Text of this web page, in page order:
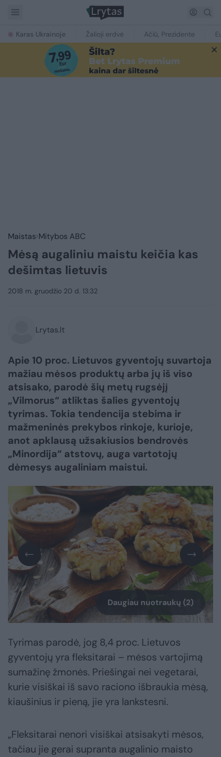
Karas Ukrainoje Žalioji erdvė Ačiū, Prezidente
Maistas Mitybos ABC
Mėsą augaliniu maistu keičia kas
dešimtas lietuvis
2018 m. gruodžio 20 d. 13:32
Lrytas.lt
Apie 10 proc. Lietuvos gyventojų suvartoja
mažiau mėsos produktų arba jų iš viso
atsisako, parodė šių metų rugsėjį
„Vilmorus“ atliktas šalies gyventojų
tyrimas. Tokia tendencija stebima ir
mažmeninės prekybos rinkoje, kurioje,
anot apklausą užsakiusios bendrovės
„Minordija“ atstovų, auga vartotojų
dėmesys augaliniam maistui.
Daugiau nuotraukų (2)
Tyrimas parodė, jog 8,4 proc. Lietuvos
gyventojų yra fleksitarai – mėsos vartojimą
sumažinę žmonės. Priešingai nei vegetarai,
kurie visiškai iš savo raciono išbraukia mėsą,
kiaušinius ir pieną, jie yra lankstesni.
„Fleksitarai nenori visiškai atsisakyti mėsos,
tačiau jie gerai supranta augalinio maisto